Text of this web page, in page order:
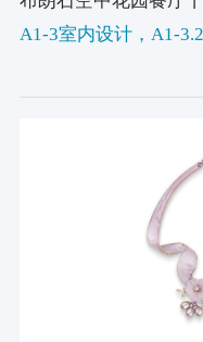
A1-3室内设计，A1-